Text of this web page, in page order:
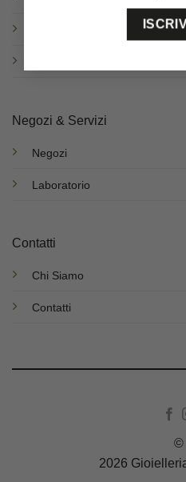
Negozi & Servizi
Negozi
Laboratorio
Contatti
Chi Siamo
Contatti
©
2026